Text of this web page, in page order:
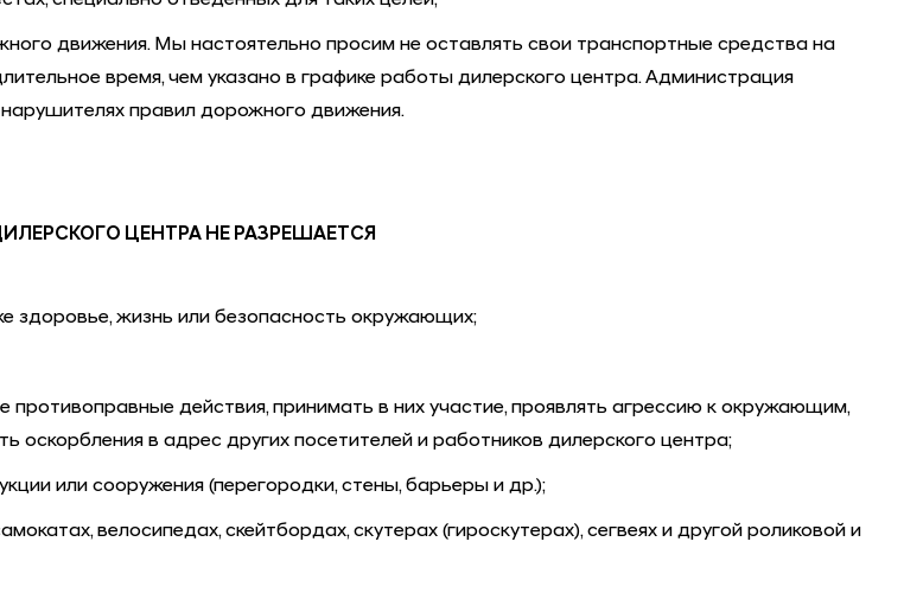
движения. Мы настоятельно просим не оставлять свои транспортные средства на
время, чем указано в графике работы дилерского центра. Администрация
правил дорожного движения.
ЦЕНТРА НЕ РАЗРЕШАЕТСЯ
здоровье, жизнь или безопасность окружающих;
действия, принимать в них участие, проявлять агрессию к окружающим,
оскорбления в адрес других посетителей и работников дилерского центра;
или сооружения (перегородки, стены, барьеры и др.);
велосипедах, скейтбордах, скутерах (гироскутерах), сегвеях и другой роликовой и